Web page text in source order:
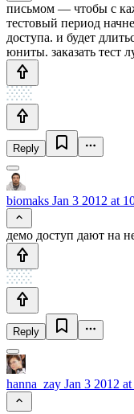
письмом — чтобы с
тестовый период
доступа. и будет
юниты. заказать тест
Reply
biomaks Jan 3 2012 at
демо доступ дают на
Reply
hanna_zay Jan 3 2012